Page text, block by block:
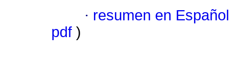
· resumen en Español
pdf )